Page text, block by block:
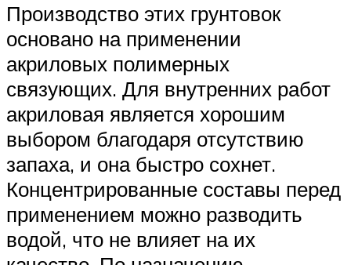
Производство этих грунтовок
основано на применении
акриловых полимерных
связующих. Для внутренних работ
акриловая является хорошим
выбором благодаря отсутствию
запаха, и она быстро сохнет.
Концентрированные составы перед
применением можно разводить
водой, что не влияет на их